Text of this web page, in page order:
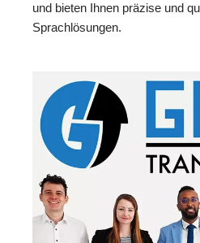
und bieten Ihnen präzise und
Sprachlösungen.